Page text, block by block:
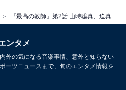
登場。生徒たちに寄り添い変
変わり、里奈の知らない人生
れました。
ンタメ
外の気になる音楽事情、意外と知らない
ーツニュースまで、旬のエンタメ情報を